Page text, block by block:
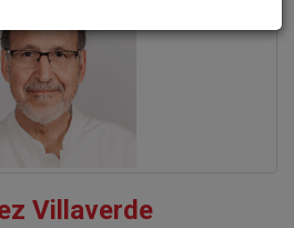
Villaverde